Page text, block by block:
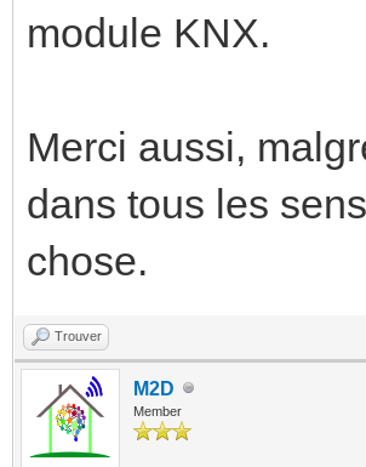
module KNX.
Merci aussi,
dans tous les
chose.
Trouver
M2D
Member